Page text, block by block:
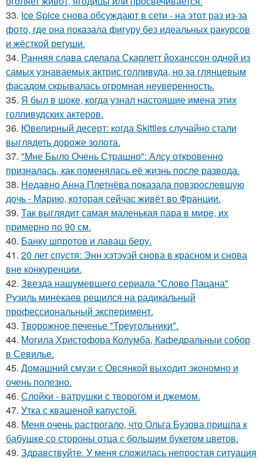
33. Ice Spice снова обсуждают в сети - на этот раз из-за
фото, где она показала фигуру без идеальных ракурсов
и жёсткой ретуши.
34. Ранняя слава сделала Скарлетт йоханссон одной из
самых узнаваемых актрис голливуда, но за глянцевым
фасадом скрывалась огромная неуверенность.
35. Я был в шоке, когда узнал настоящие имена этих
голливудских актеров.
36. Ювелирный десерт: когда Skittles случайно стали
выглядеть дороже золота.
37. "Мне Было Очень Страшно": Алсу откровенно
призналась, как поменялась её жизнь после развода.
38. Недавно Анна Плетнёва показала повзрослевшую
дочь - Марию, которая сейчас живёт во Франции.
39. Так выглядит самая маленькая пара в мире, их
примерно по 90 см.
40. Банку шпротов и лаваш беру.
41. 20 лет спустя: Энн хэтэуэй снова в красном и снова
вне конкуренции.
42. Звезда нашумевшего сериала "Слово Пацана"
Рузиль минекаев решился на радикальный
профессиональный эксперимент.
43. Творожное печенье "Треугольники".
44. Могила Христофора Колумба, Кафедральныи собор
в Севилье.
45. Домашний смузи с Овсянкой выходит экономно и
очень полезно.
46. Слойки - ватрушки с творогом и джемом.
47. Утка с квашеной капустой.
48. Меня очень растрогало, что Ольга Бузова пришла к
бабушке со стороны отца с большим букетом цветов.
49. Здравствуйте. У меня сложилась непростая ситуация